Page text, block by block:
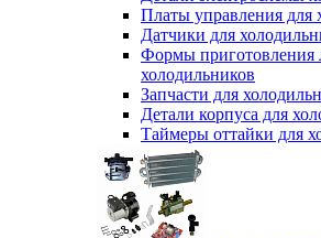
Платы управления для
Датчики для
Формы приготовления
холодильников
Запчасти для
Детали корпуса для
Таймеры оттайки для